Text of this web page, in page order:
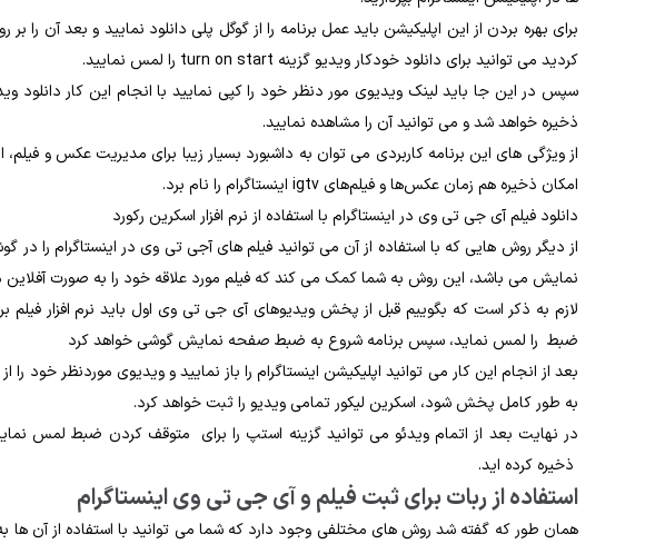
برای بهره بردن از این اپلیکیشن باید عمل برنامه را از گوگل پلی دانلود نمایید و بعد آن
کردید می ‌توانید برای دانلود خودکار ویدیو گزینه turn on start را لمس نمایید.
سپس در این ‌جا باید لینک ویدیوی مور دنظر خود را کپی نمایید با انجام این کار دانلود
ذخیره خواهد شد و می ‌توانید آن را مشاهده نمایید.
امکان ذخیره هم‌ زمان عکس‌ها و فیلم‌های igtv اینستاگرام را نام برد.
دانلود فیلم آی جی تی ‌وی در اینستاگرام با استفاده از نرم ‌افزار اسکرین رکورد
از دیگر روش‌ هایی که با استفاده از آن می ‌توانید فیلم‌ های آجی تی ‌وی در اینستاگرام را در
نمایش می‌ باشد، این روش به شما کمک می ‌کند که فیلم مورد علاقه خود را به‌ صورت آفلاین
لازم به ذکر است که بگوییم قبل ‌از پخش ویدیوهای آی جی تی ‌وی اول باید نرم ‌افزار فیلم‌
ضبط را لمس نماید، سپس برنامه شروع به ضبط صفحه نمایش گوشی خواهد کرد
بعد از انجام این کار می‌ توانید اپلیکیشن اینستاگرام را باز نمایید و ویدیوی موردنظر
به ‌طور کامل پخش شود، اسکرین لیکور تمامی ویدیو را ثبت خواهد کرد.
در نهایت بعد از اتمام ویدئو می ‌توانید گزینه استپ را برای متوقف کردن ضبط لمس
ذخیره کرده‌ اید.
استفاده از ربات برای ثبت فیلم و آی جی تی ‌وی اینستاگرام
همان ‌طور که گفته شد روش‌ های مختلفی وجود دارد که شما می‌ توانید با استفاده از آن‌ ها